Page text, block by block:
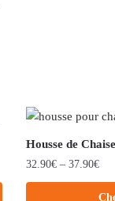
Housse de
32.90€ – 37.90€